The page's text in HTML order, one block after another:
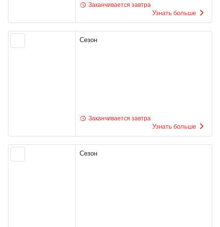
Заканчивается завтра
Узнать больше
Сезон
Заканчивается завтра
Узнать больше
Сезон